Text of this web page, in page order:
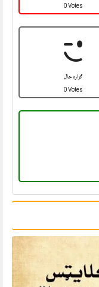
0 Votes
ګزاره حال
0 Votes